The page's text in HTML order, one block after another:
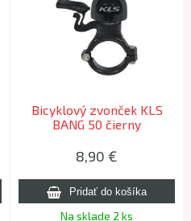
Bicyklový zvonček KLS
BANG 50 čierny
8,90 €
Na sklade 2 ks